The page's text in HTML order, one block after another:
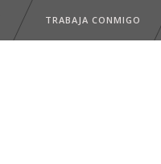
TRABAJA CONMIGO